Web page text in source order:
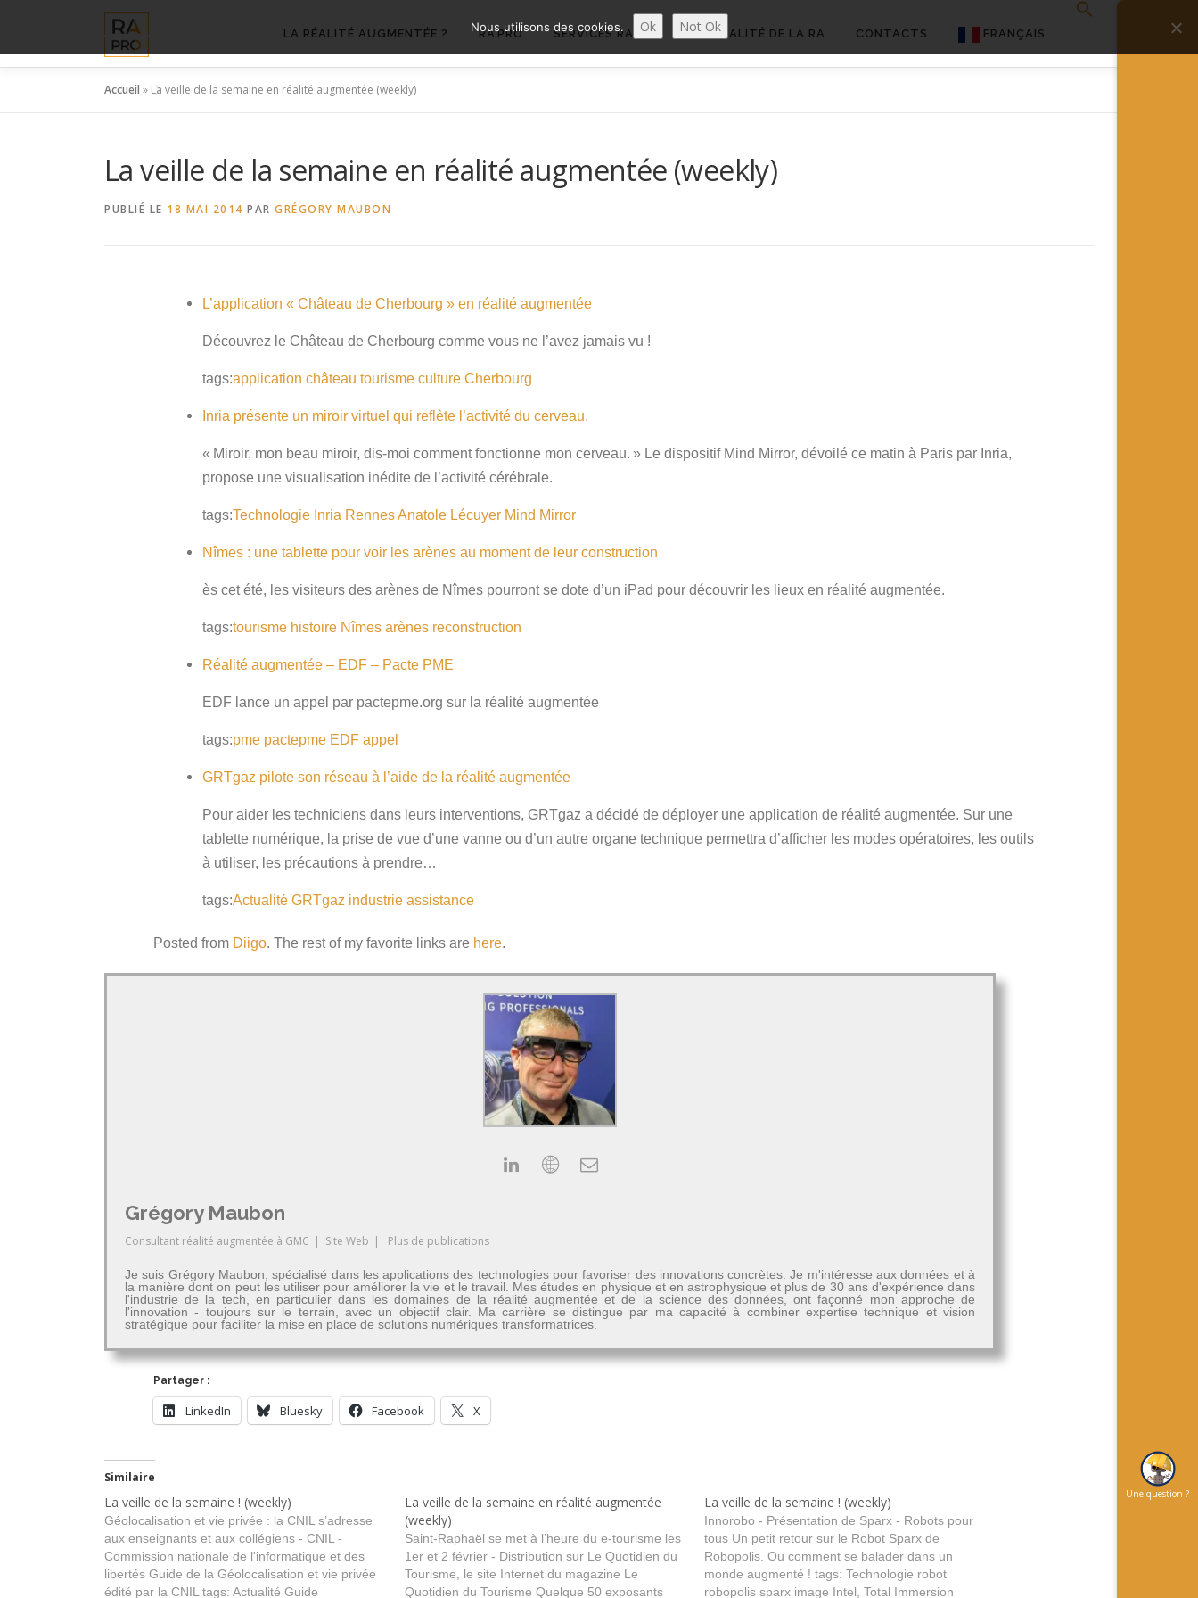
contenu
LA RÉALITÉ AUGMENTÉE ? RA’PRO SERVICES RA’PRO ACTUALITÉ DE LA RA CONTACTS FRANÇAIS
Accueil » La veille de la semaine en réalité augmentée (weekly)
La veille de la semaine en réalité augmentée (weekly)
PUBLIÉ LE 18 MAI 2014 PAR GRÉGORY MAUBON
L’application « Château de Cherbourg » en réalité augmentée
Découvrez le Château de Cherbourg comme vous ne l’avez jamais vu !
tags:application château tourisme culture Cherbourg
Inria présente un miroir virtuel qui reflète l’activité du cerveau.
« Miroir, mon beau miroir, dis-moi comment fonctionne mon cerveau. » Le dispositif Mind Mirror, dévoilé ce matin à Paris par Inria,
propose une visualisation inédite de l’activité cérébrale.
tags:Technologie Inria RennesAnatole Lécuyer Mind Mirror
Nîmes : une tablette pour voir les arènes au moment de leur construction
ès cet été, les visiteurs des arènes de Nîmes pourront se dote d’un iPad pour découvrir les lieux en réalité augmentée.
tags:tourisme histoire Nîmes arènes reconstruction
Réalité augmentée – EDF – Pacte PME
EDF lance un appel par pactepme.org sur la réalité augmentée
tags:pme pactepme EDF appel
GRTgaz pilote son réseau à l’aide de la réalité augmentée
Pour aider les techniciens dans leurs interventions, GRTgaz a décidé de déployer une application de réalité augmentée. Sur une
tablette numérique, la prise de vue d’une vanne ou d’un autre organe technique permettra d’afficher les modes opératoires, les outils
à utiliser, les précautions à prendre…
tags:Actualité GRTgaz industrie assistance
Posted from Diigo. The rest of my favorite links are here.
Grégory Maubon
Consultant réalité augmentée à GMC | Site Web | Plus de publications
Je suis Grégory Maubon, spécialisé dans les applications des technologies pour favoriser des innovations concrètes. Je m'intéresse aux données et à
la manière dont on peut les utiliser pour améliorer la vie et le travail. Mes études en physique et en astrophysique et plus de 30 ans d'expérience dans
l'industrie de la tech, en particulier dans les domaines de la réalité augmentée et de la science des données, ont façonné mon approche de
l'innovation - toujours sur le terrain, avec un objectif clair. Ma carrière se distingue par ma capacité à combiner expertise technique et vision
stratégique pour faciliter la mise en place de solutions numériques transformatrices.
Partager :
LinkedIn Bluesky Facebook X
Similaire
La veille de la semaine ! (weekly)
Géolocalisation et vie privée : la CNIL s’adresse
aux enseignants et aux collégiens - CNIL -
Commission nationale de l'informatique et des
libertés Guide de la Géolocalisation et vie privée
édité par la CNIL tags: Actualité Guide
La veille de la semaine en réalité augmentée
(weekly)
Saint-Raphaël se met à l’heure du e-tourisme les
1er et 2 février - Distribution sur Le Quotidien du
Tourisme, le site Internet du magazine Le
Quotidien du Tourisme Quelque 50 exposants
La veille de la semaine ! (weekly)
Innorobo - Présentation de Sparx - Robots pour
tous Un petit retour sur le Robot Sparx de
Robopolis. Ou comment se balader dans un
monde augmenté ! tags: Technologie robot
robopolis sparx image Intel, Total Immersion
Une question ?
Nous utilisons des cookies. Ok Not Ok